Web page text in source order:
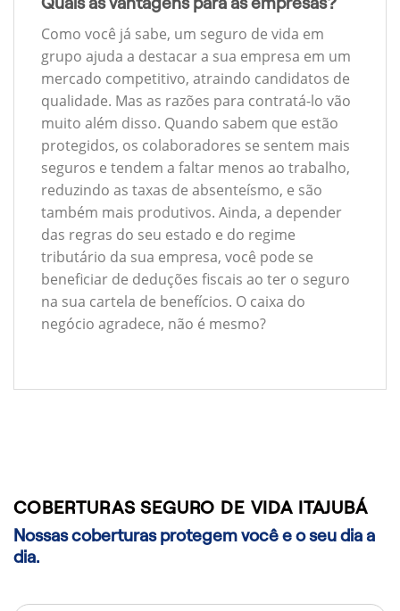
Como você já sabe, um seguro de vida em
grupo ajuda a destacar a sua empresa em um
mercado competitivo, atraindo candidatos de
qualidade. Mas as razões para contratá-lo vão
muito além disso. Quando sabem que estão
protegidos, os colaboradores se sentem mais
seguros e tendem a faltar menos ao trabalho,
reduzindo as taxas de absenteísmo, e são
também mais produtivos. Ainda, a depender
das regras do seu estado e do regime
tributário da sua empresa, você pode se
beneficiar de deduções fiscais ao ter o seguro
na sua cartela de benefícios. O caixa do
negócio agradece, não é mesmo?
COBERTURAS SEGURO DE VIDA ITAJUBÁ
Nossas coberturas protegem você e o seu dia a
dia.